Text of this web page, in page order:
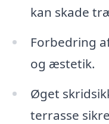
kan skade
Forbedring
og æstetik.
Øget
terrasse